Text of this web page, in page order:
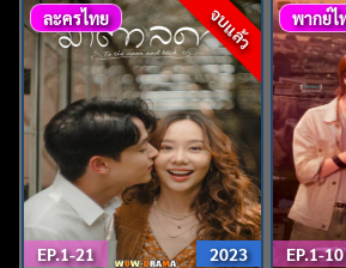
จบแล้ว
ละครไทย
EP.1-21 2023
พากย์ไ
EP.1-10